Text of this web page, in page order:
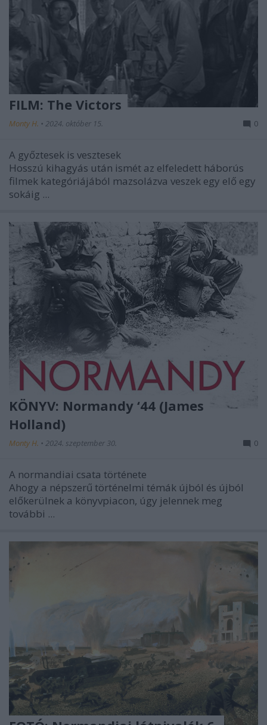
FILM: The Victors
Monty H. • 2024. október 15. 0
A győztesek is vesztesek
Hosszú kihagyás után ismét az elfeledett háborús
filmek kategóriájából mazsolázva veszek egy elő egy
sokáig ...
KÖNYV: Normandy ‘44 (James
Holland)
Monty H. • 2024. szeptember 30. 0
A normandiai csata története
Ahogy a népszerű történelmi témák újból és újból
előkerülnek a könyvpiacon, úgy jelennek meg
további ...